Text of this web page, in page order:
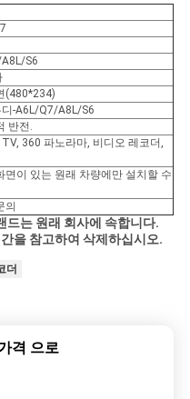
S6
(480*234)
-A6L/Q7/A8L/S6
반전.
TV, 360 파노라마, 비디오 레코더,
면이 있는 원래 차량에만 설치할 수
의
드는 원래 회사에 속합니다.
을 참고하여 삭제하십시오.
더
격 으로